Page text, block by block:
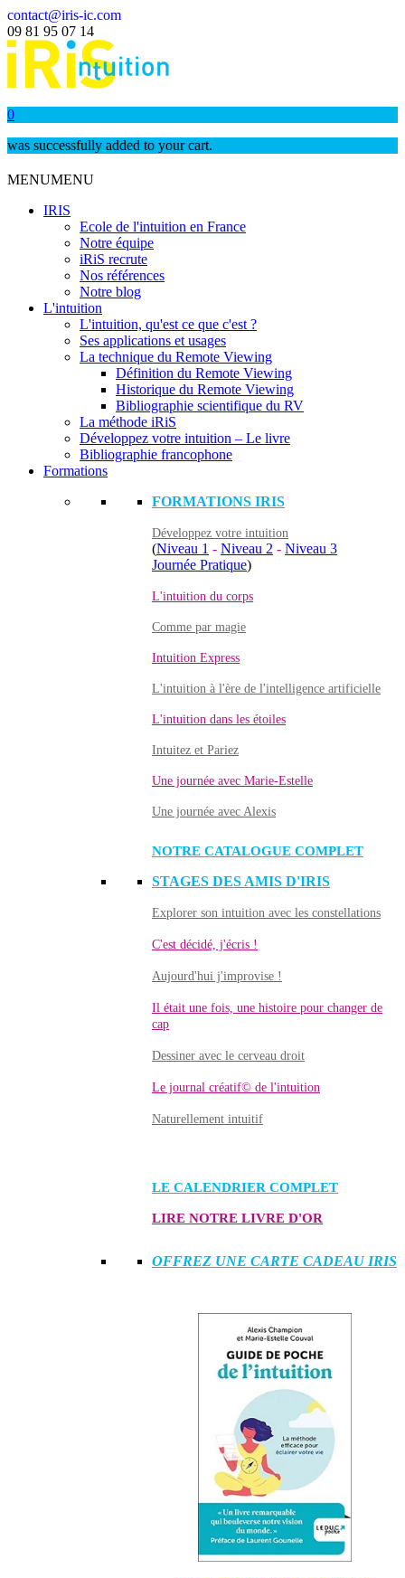
contact@iris-ic.com
09 81 95 07 14
0
was successfully added to your cart.
MENUMENU
IRIS
Ecole de l'intuition en France
Notre équipe
iRiS recrute
Nos références
Notre blog
L'intuition
L'intuition, qu'est ce que c'est ?
Ses applications et usages
La technique du Remote Viewing
Définition du Remote Viewing
Historique du Remote Viewing
Bibliographie scientifique du RV
La méthode iRiS
Développez votre intuition – Le livre
Bibliographie francophone
Formations
FORMATIONS IRIS
Développez votre intuition
(Niveau 1 - Niveau 2 - Niveau 3
Journée Pratique)
L'intuition du corps
Comme par magie
Intuition Express
L'intuition à l'ère de l'intelligence artificielle
L'intuition dans les étoiles
Intuitez et Pariez
Une journée avec Marie-Estelle
Une journée avec Alexis
NOTRE CATALOGUE COMPLET
STAGES DES AMIS D'IRIS
Explorer son intuition avec les constellations
C'est décidé, j'écris !
Aujourd'hui j'improvise !
Il était une fois, une histoire pour changer de
cap
Dessiner avec le cerveau droit
Le journal créatif© de l'intuition
Naturellement intuitif
LE CALENDRIER COMPLET
LIRE NOTRE LIVRE D'OR
OFFREZ UNE CARTE CADEAU IRIS